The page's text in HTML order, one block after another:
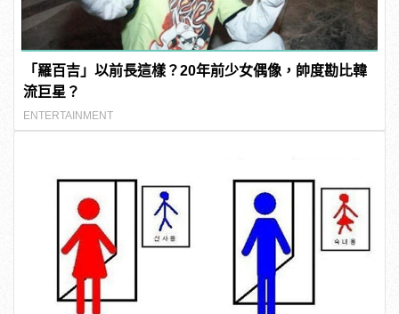
「羅百吉」以前長這樣？20年前少女偶像，帥度勘比韓
流巨星？
ENTERTAINMENT